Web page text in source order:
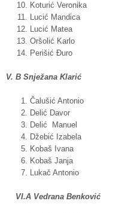
Koturić Veronika
Lucić Mandica
Lucić Matea
Oršolić Karlo
Perišić Đuro
V. B Snježana Klarić
Čalušić Antonio
Delić Davor
Delić Manuel
Džebić Izabela
Kobaš Ivana
Kobaš Janja
Lukač Antonio
VI.A Vedrana Benković